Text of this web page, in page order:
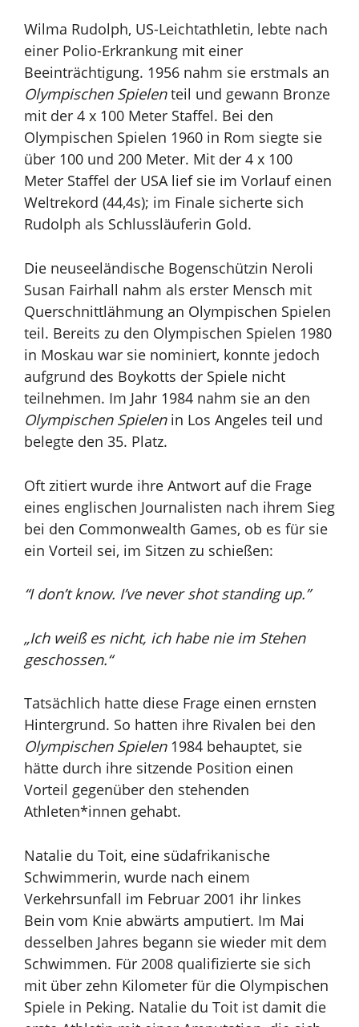
Wilma Rudolph, US-Leichtathletin, lebte nach
einer Polio-Erkrankung mit einer
Beeinträchtigung. 1956 nahm sie erstmals an
Olympischen Spielen teil und gewann Bronze
mit der 4 x 100 Meter Staffel. Bei den
Olympischen Spielen 1960 in Rom siegte sie
über 100 und 200 Meter. Mit der 4 x 100
Meter Staffel der USA lief sie im Vorlauf einen
Weltrekord (44,4s); im Finale sicherte sich
Rudolph als Schlussläuferin Gold.
Die neuseeländische Bogenschützin Neroli
Susan Fairhall nahm als erster Mensch mit
Querschnittlähmung an Olympischen Spielen
teil. Bereits zu den Olympischen Spielen 1980
in Moskau war sie nominiert, konnte jedoch
aufgrund des Boykotts der Spiele nicht
teilnehmen. Im Jahr 1984 nahm sie an den
Olympischen Spielen in Los Angeles teil und
belegte den 35. Platz.
Oft zitiert wurde ihre Antwort auf die Frage
eines englischen Journalisten nach ihrem Sieg
bei den Commonwealth Games, ob es für sie
ein Vorteil sei, im Sitzen zu schießen:
“I don’t know. I’ve never shot standing up.”
„Ich weiß es nicht, ich habe nie im Stehen
geschossen.“
Tatsächlich hatte diese Frage einen ernsten
Hintergrund. So hatten ihre Rivalen bei den
Olympischen Spielen 1984 behauptet, sie
hätte durch ihre sitzende Position einen
Vorteil gegenüber den stehenden
Athleten*innen gehabt.
Natalie du Toit, eine südafrikanische
Schwimmerin, wurde nach einem
Verkehrsunfall im Februar 2001 ihr linkes
Bein vom Knie abwärts amputiert. Im Mai
desselben Jahres begann sie wieder mit dem
Schwimmen. Für 2008 qualifizierte sie sich
mit über zehn Kilometer für die Olympischen
Spiele in Peking. Natalie du Toit ist damit die